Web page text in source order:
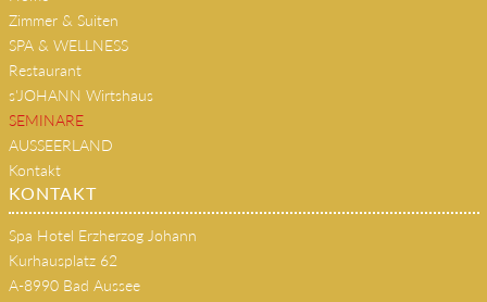
Home
Zimmer & Suiten
SPA & WELLNESS
Restaurant
s'JOHANN Wirtshaus
SEMINARE
AUSSEERLAND
Kontakt
KONTAKT
Spa Hotel Erzherzog Johann
Kurhausplatz 62